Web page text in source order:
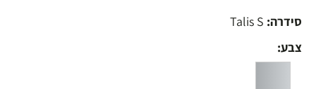
סידרה:
צבע: